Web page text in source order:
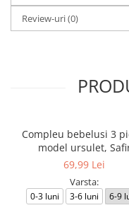
Review-uri(0)
Compleu bebelusi 3
model ursulet,
69,99 Lei
Varsta:
0-3 luni 3-6 luni 6-9